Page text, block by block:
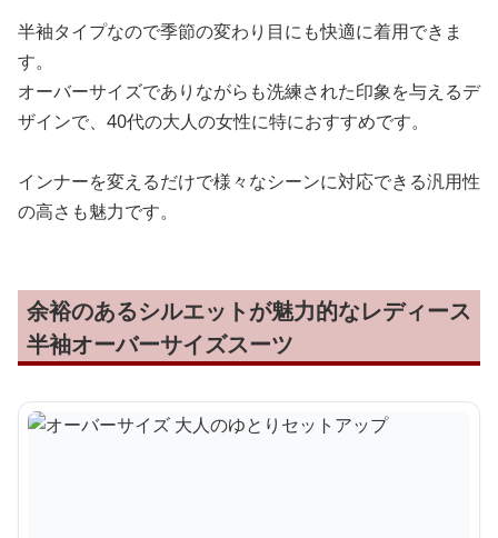
半袖タイプなので季節の変わり目にも快適に着用できま
す。
オーバーサイズでありながらも洗練された印象を与えるデ
ザインで、40代の大人の女性に特におすすめです。
インナーを変えるだけで様々なシーンに対応できる汎用性
の高さも魅力です。
余裕のあるシルエットが魅力的なレディース
半袖オーバーサイズスーツ